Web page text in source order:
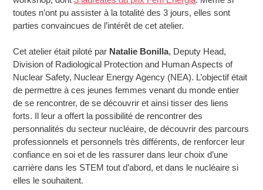
toutes n’ont pu assister à la totalité des 3 jours, elles sont
parties convaincues de l’intérêt de cet atelier.
Cet atelier était piloté par Natalie Bonilla, Deputy Head,
Division of Radiological Protection and Human Aspects of
Nuclear Safety, Nuclear Energy Agency (NEA). L’objectif était
de permettre à ces jeunes femmes venant du monde entier
de se rencontrer, de se découvrir et ainsi tisser des liens
forts. Il leur a offert la possibilité de rencontrer des
personnalités du secteur nucléaire, de découvrir des parcours
professionnels et personnels très différents, de renforcer leur
confiance en soi et de les rassurer dans leur choix d’une
carrière dans les STEM tout d’abord, et dans le nucléaire si
elles le souhaitent.